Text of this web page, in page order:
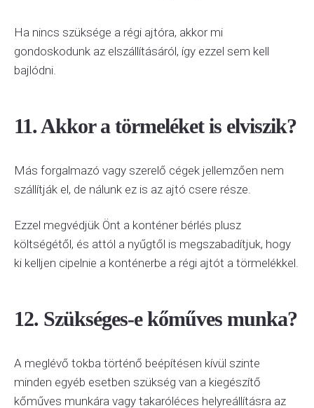
Ha nincs szüksége a régi ajtóra, akkor mi
gondoskodunk az elszállításáról, így ezzel sem kell
bajlódni.
11. Akkor a törmeléket is elviszik?
Más forgalmazó vagy szerelő cégek jellemzően nem
szállítják el, de nálunk ez is az ajtó csere része.
Ezzel megvédjük Önt a konténer bérlés plusz
költségétől, és attól a nyűgtől is megszabadítjuk, hogy
ki kelljen cipelnie a konténerbe a régi ajtót a törmelékkel.
12. Szükséges-e kőműves munka?
A meglévő tokba történő beépítésen kívül szinte
minden egyéb esetben szükség van a kiegészítő
kőműves munkára vagy takaróléces helyreállításra az